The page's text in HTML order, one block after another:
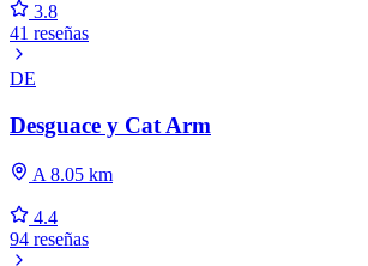
3.8
41 reseñas
DE
Desguace y Cat Arm
A 8.05 km
4.4
94 reseñas